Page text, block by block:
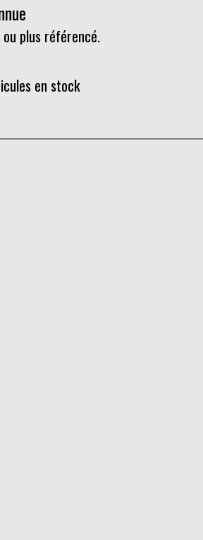
plus référencé.
en stock